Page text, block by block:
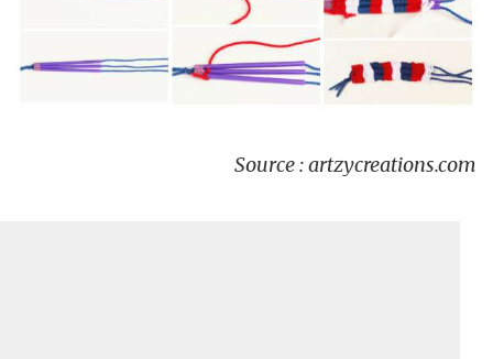
Source : artzycreations.com